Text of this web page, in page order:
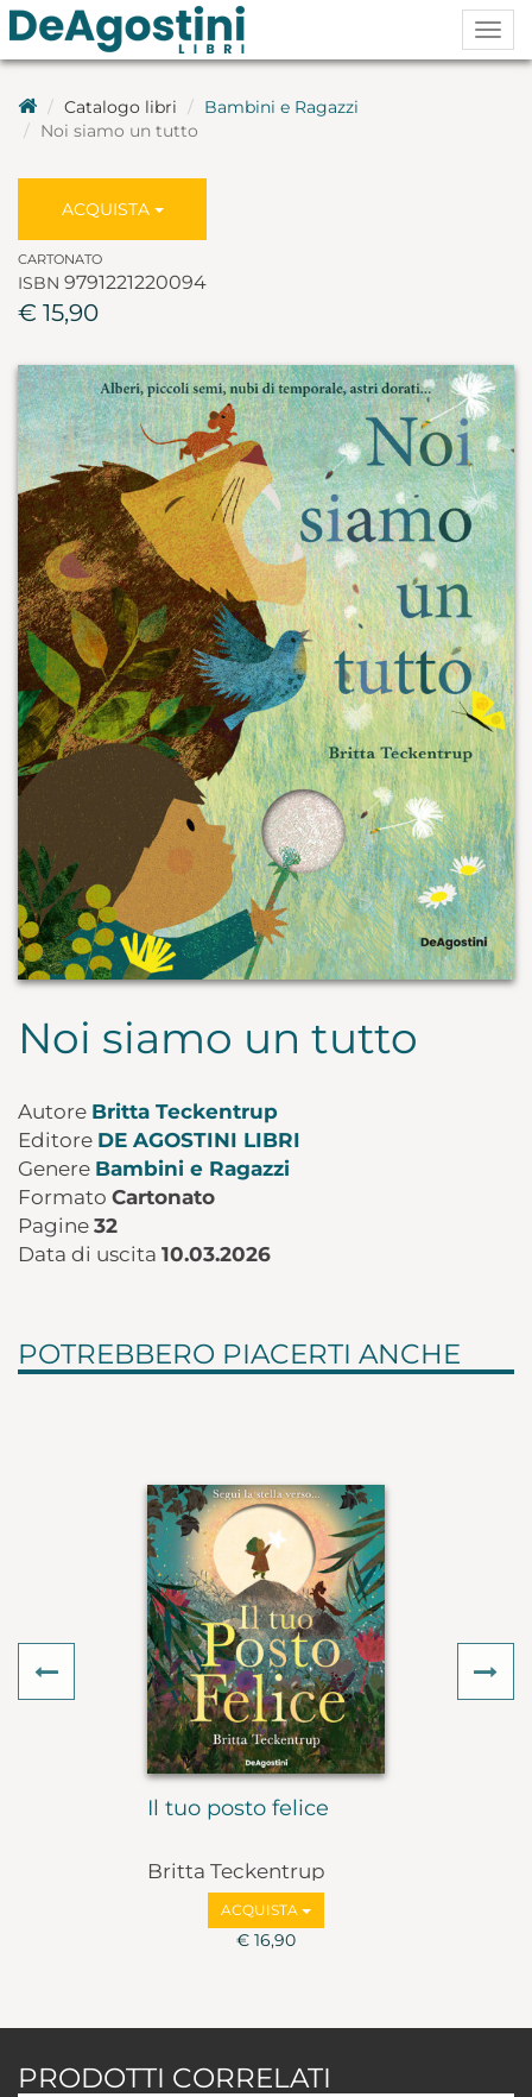
Catalogo libri
Bambini e Ragazzi
Noi siamo un tutto
ACQUISTA
CARTONATO
ISBN 9791221220094
€ 15,90
Noi siamo un tutto
Autore Britta Teckentrup
Editore DE AGOSTINI LIBRI
Genere Bambini e Ragazzi
Formato Cartonato
Pagine 32
Data di uscita 10.03.2026
POTREBBERO PIACERTI ANCHE
Il tuo posto felice
Britta Teckentrup
ACQUISTA
€ 16,90
Previous
PRODOTTI CORRELATI